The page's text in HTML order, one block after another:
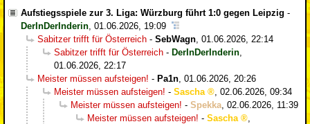
Aufstiegsspiele zur 3. Liga: Würzburg führt 1:0 gegen Leipzig -
DerInDerInderin 01.06.2026, 19:09
Sabitzer trifft für Österreich - SebWagn 01.06.2026, 22:14
Sabitzer trifft für Österreich - DerInDerInderin
01.06.2026, 22:17
Meister müssen aufsteigen! - Pa1n 01.06.2026, 20:26
Meister müssen aufsteigen! - Sascha
02.06.2026, 09:34
Meister müssen aufsteigen! - Spekka 02.06.2026, 11:39
Meister müssen aufsteigen! - Sascha